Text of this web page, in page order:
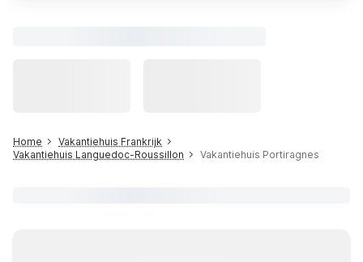
Home
Vakantiehuis Frankrijk
Vakantiehuis Languedoc-Roussillon
Vakantiehuis Portiragnes